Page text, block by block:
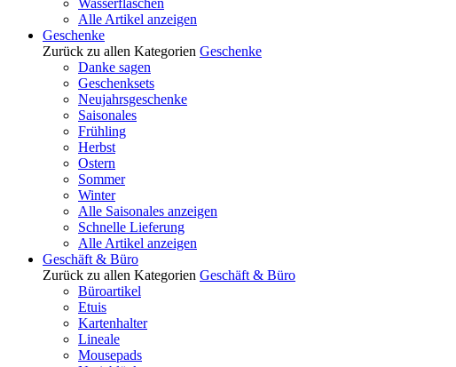
Wasserflaschen
Alle Artikel anzeigen
Geschenke
Zurück zu allen Kategorien Geschenke
Danke sagen
Geschenksets
Neujahrsgeschenke
Saisonales
Frühling
Herbst
Ostern
Sommer
Winter
Alle Saisonales anzeigen
Schnelle Lieferung
Alle Artikel anzeigen
Geschäft & Büro
Zurück zu allen Kategorien Geschäft & Büro
Büroartikel
Etuis
Kartenhalter
Lineale
Mousepads